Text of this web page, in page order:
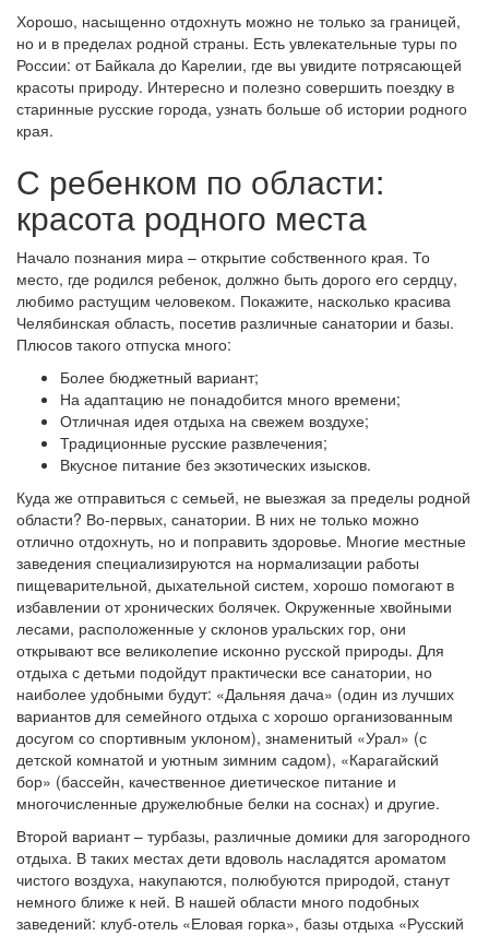
Хорошо, насыщенно отдохнуть можно не только за границей,
но и в пределах родной страны. Есть увлекательные туры по
России: от Байкала до Карелии, где вы увидите потрясающей
красоты природу. Интересно и полезно совершить поездку в
старинные русские города, узнать больше об истории родного
края.
С ребенком по области:
красота родного места
Начало познания мира – открытие собственного края. То
место, где родился ребенок, должно быть дорого его сердцу,
любимо растущим человеком. Покажите, насколько красива
Челябинская область, посетив различные санатории и базы.
Плюсов такого отпуска много:
Более бюджетный вариант;
На адаптацию не понадобится много времени;
Отличная идея отдыха на свежем воздухе;
Традиционные русские развлечения;
Вкусное питание без экзотических изысков.
Куда же отправиться с семьей, не выезжая за пределы родной
области? Во-первых, санатории. В них не только можно
отлично отдохнуть, но и поправить здоровье. Многие местные
заведения специализируются на нормализации работы
пищеварительной, дыхательной систем, хорошо помогают в
избавлении от хронических болячек. Окруженные хвойными
лесами, расположенные у склонов уральских гор, они
открывают все великолепие исконно русской природы. Для
отдыха с детьми подойдут практически все санатории, но
наиболее удобными будут: «Дальняя дача» (один из лучших
вариантов для семейного отдыха с хорошо организованным
досугом со спортивным уклоном), знаменитый «Урал» (с
детской комнатой и уютным зимним садом), «Карагайский
бор» (бассейн, качественное диетическое питание и
многочисленные дружелюбные белки на соснах) и другие.
Второй вариант – турбазы, различные домики для загородного
отдыха. В таких местах дети вдоволь насладятся ароматом
чистого воздуха, накупаются, полюбуются природой, станут
немного ближе к ней. В нашей области много подобных
заведений: клуб-отель «Еловая горка», базы отдыха «Русский